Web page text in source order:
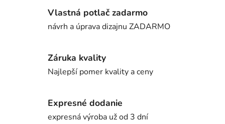
Vlastná potlač zadarmo
návrh a úprava dizajnu ZADARMO
Záruka kvality
Najlepší pomer kvality a ceny
Expresné dodanie
expresná výroba už od 3 dní